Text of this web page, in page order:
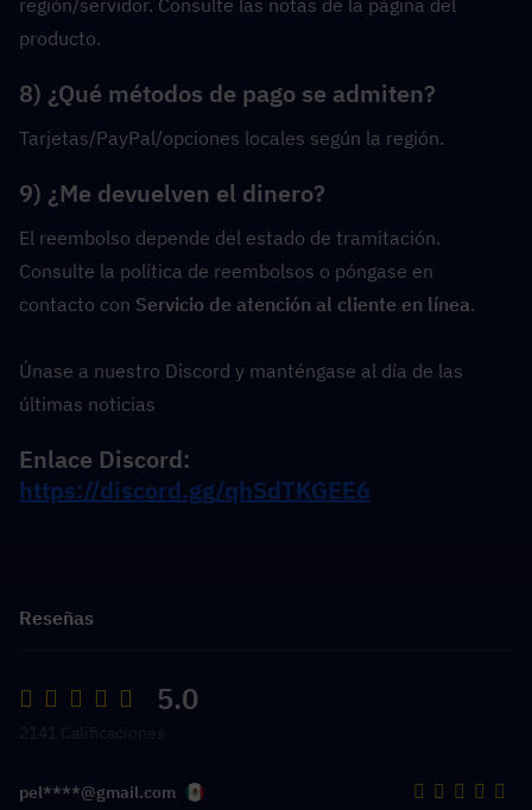
región/servidor. Consulte las notas de la página del
producto.
8) ¿Qué métodos de pago se admiten?
Tarjetas/PayPal/opciones locales según la región.
9) ¿Me devuelven el dinero?
El reembolso depende del estado de tramitación.
Consulte la política de reembolsos o póngase en
contacto con Servicio de atención al cliente en línea.
Únase a nuestro Discord y manténgase al día de las
últimas noticias
https://discord.gg/qhSdTKGEE6
Reseñas
5.0
pel****@gmail.com